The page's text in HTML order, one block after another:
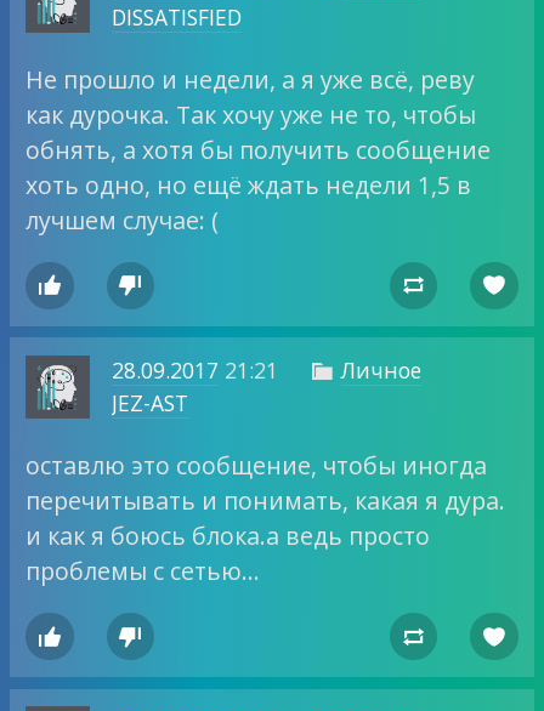
DISSATISFIED
Не прошло и недели, а я уже всё, реву
как дурочка. Так хочу уже не то, чтобы
обнять, а хотя бы получить сообщение
хоть одно, но ещё ждать недели 1,5 в
лучшем случае: (
   
28.09.2017 21:21  Личное
JEZ-AST
оставлю это сообщение, чтобы иногда
перечитывать и понимать, какая я дура.
и как я боюсь блока.а ведь просто
проблемы с сетью…
   